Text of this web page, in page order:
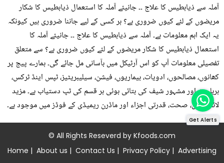
آملہ سے ذیابطیس کا علاج ۔۔ جانیئے آملہ کا استعمال ذیابطیس کا شکار
مریضوں کے لئے کیوں ضروری ہے؟ ہر کسی کے لیے جاننا ضروری ہیں کیونکہ
یہ ایک اہم معلومات ہے۔ آملہ سے ذیابطیس کا علاج ۔۔ جانیئے آملہ کا
استعمال ذیابطیس کا شکار مریضوں کے لئے کیوں ضروری ہے؟ سے متعلق
تفصیلی معلومات آپ کو اس آرٹیکل میں بآسانی مل جائے گی۔ ہمارے پیج پر
کھانوں، مصالحوں، ادویات، بیماریوں، فیشن، سیلیبریٹیز، ٹپس اینڈ ٹرکس،
ہربلسٹ اور مشہور شیف کی بتائی ہوئی ہر قسم کی ٹپ دستیاب ہے۔ مزید
لائف ٹپس، صحت، قدرتی اجزاء اور ماڈرن ریمیڈی کے فوڈز میں موجود ہے۔
© All Rights Reseverd by Kfoods.com
Home | About us | Contact Us | Privacy Policy | Advertising
Get Alerts